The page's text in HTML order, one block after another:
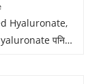
N-acetylglu-
मार्फत जोडिएको
बन्डहरू।
Hyaluronate,
पनि